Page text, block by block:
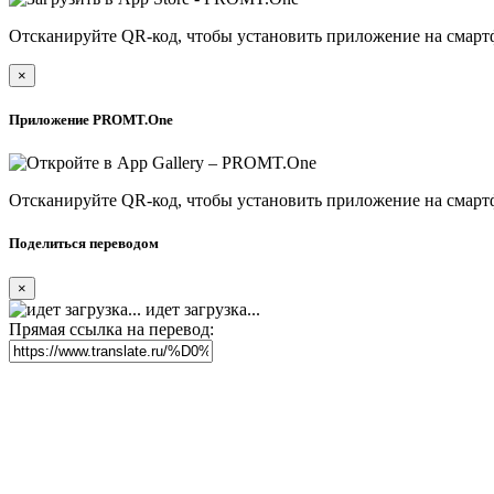
Отсканируйте QR-код, чтобы установить приложение на
×
Приложение PROMT.One
Отсканируйте QR-код, чтобы установить приложение на
Поделиться переводом
×
идет загрузка...
Прямая ссылка на перевод: